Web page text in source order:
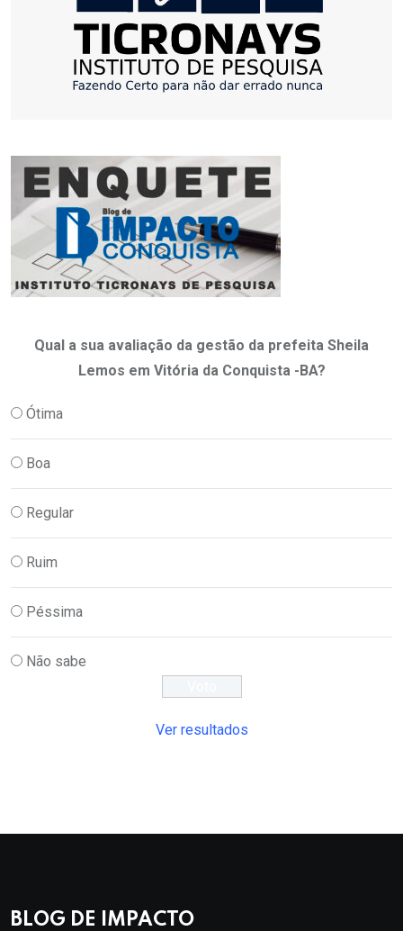
Qual a sua avaliação da gestão da prefeita Sheila
Lemos em Vitória da Conquista -BA?
Ótima
Boa
Regular
Ruim
Péssima
Não sabe
Ver resultados
BLOG DE IMPACTO